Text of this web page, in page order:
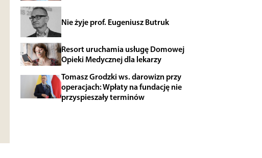
Nie żyje prof. Eugeniusz Butruk
Resort uruchamia usługę Domowej
Opieki Medycznej dla lekarzy
Tomasz Grodzki ws. darowizn przy
operacjach: Wpłaty na fundację nie
przyspieszały terminów